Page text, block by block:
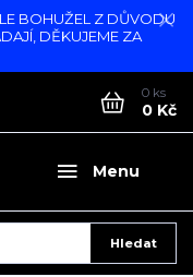
BOHUŽEL Z DŮVODU
DĚKUJEME ZA
Menu
Hledat
0 ks
0 Kč